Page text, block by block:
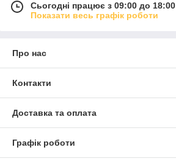
Сьогодні працює з 09:00 до 18:00
Показати весь графік роботи
Про нас
Контакти
Доставка та оплата
Графік роботи